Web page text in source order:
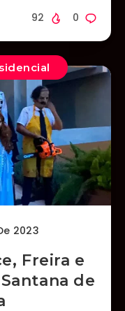
0
92
2023
Freira e
de